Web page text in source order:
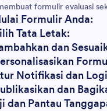
formulir evaluasi
Formulir Anda:
Tata Letak:
dan
Notifikasi dan
dan
dan Pantau